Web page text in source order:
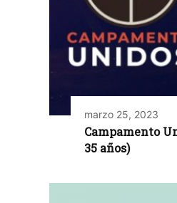
marzo 25, 2023
Campamento
35 años)